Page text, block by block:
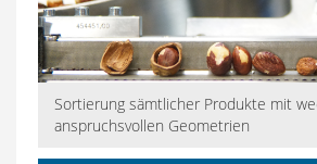
Sortierung sämtlicher Produkte mit
anspruchsvollen Geometrien